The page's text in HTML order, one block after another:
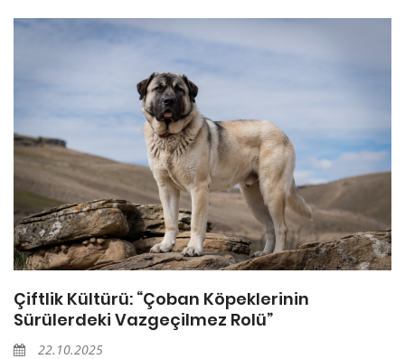
Çiftlik Kültürü: “Çoban Köpeklerinin
Sürülerdeki Vazgeçilmez Rolü”
22.10.2025